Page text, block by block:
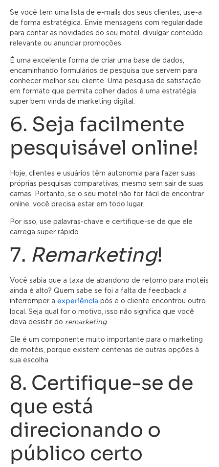
Se você tem uma lista de e-mails dos seus clientes, use-a
de forma estratégica. Envie mensagens com regularidade
para contar as novidades do seu motel, divulgar conteúdo
relevante ou anunciar promoções.
É uma excelente forma de criar uma base de dados,
encaminhando formulários de pesquisa que servem para
conhecer melhor seu cliente. Uma pesquisa de satisfação
em formato que permita colher dados é uma estratégia
super bem vinda de marketing digital.
6. Seja facilmente
pesquisável online!
Hoje, clientes e usuários têm autonomia para fazer suas
próprias pesquisas comparativas, mesmo sem sair de suas
camas. Portanto, se o seu motel não for fácil de encontrar
online, você precisa estar em todo lugar.
Por isso, use palavras-chave e certifique-se de que ele
carrega super rápido.
7. Remarketing!
Você sabia que a taxa de abandono de retorno para motéis
ainda é alto? Quem sabe se foi a falta de feedback a
interromper a experiência pós e o cliente encontrou outro
local. Seja qual for o motivo, isso não significa que você
deva desistir do remarketing.
Ele é um componente muito importante para o marketing
de motéis, porque existem centenas de outras opções à
sua escolha.
8. Certifique-se de
que está
direcionando o
público certo